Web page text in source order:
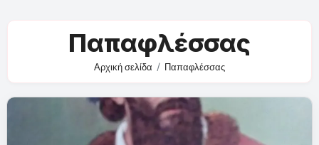
Παπαφλέσσας
Αρχική σελίδα Παπαφλέσσας